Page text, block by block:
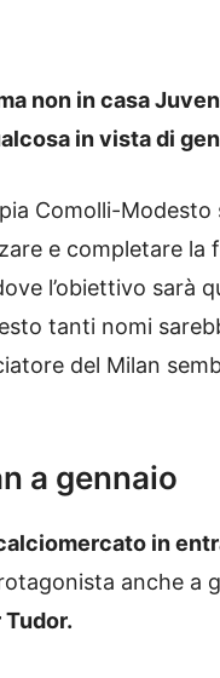
non in casa
in vista di
Comolli-Modesto
e completare la
l’obiettivo sarà
tanti nomi
del Milan
a gennaio
in
anche a
Tudor.